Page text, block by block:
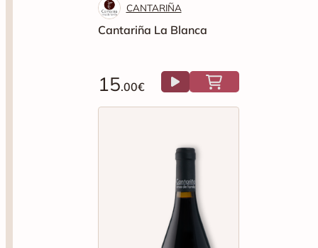
CANTARIÑA
Cantariña La Blanca
15.00€